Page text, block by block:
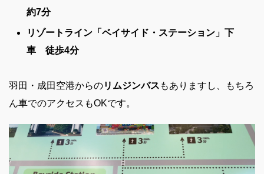
約7分
リゾートライン「ベイサイド・ステーション」下
車 徒歩4分
羽田・成田空港からのリムジンバス もありますし、もちろ
ん車でのアクセスもOKです。